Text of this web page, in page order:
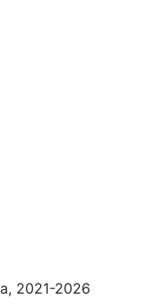
2021-2026